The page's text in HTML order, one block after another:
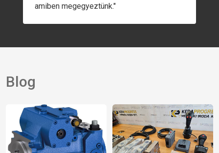
amiben megegyeztünk."
Blog